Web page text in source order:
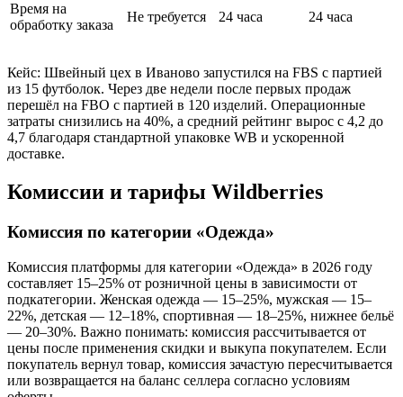
Время на
обработку заказа
Не требуется 24 часа 24 часа
Кейс: Швейный цех в Иваново запустился на FBS с партией
из 15 футболок. Через две недели после первых продаж
перешёл на FBO с партией в 120 изделий. Операционные
затраты снизились на 40%, а средний рейтинг вырос с 4,2 до
4,7 благодаря стандартной упаковке WB и ускоренной
доставке.
Комиссии и тарифы Wildberries
Комиссия по категории «Одежда»
Комиссия платформы для категории «Одежда» в 2026 году
составляет 15–25% от розничной цены в зависимости от
подкатегории. Женская одежда — 15–25%, мужская — 15–
22%, детская — 12–18%, спортивная — 18–25%, нижнее бельё
— 20–30%. Важно понимать: комиссия рассчитывается от
цены после применения скидки и выкупа покупателем. Если
покупатель вернул товар, комиссия зачастую пересчитывается
или возвращается на баланс селлера согласно условиям